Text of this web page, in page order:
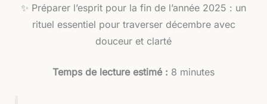
✨ Préparer l’esprit pour la fin de l’année 2025 : un
rituel essentiel pour traverser décembre avec
douceur et clarté
Temps de lecture estimé : 8 minutes